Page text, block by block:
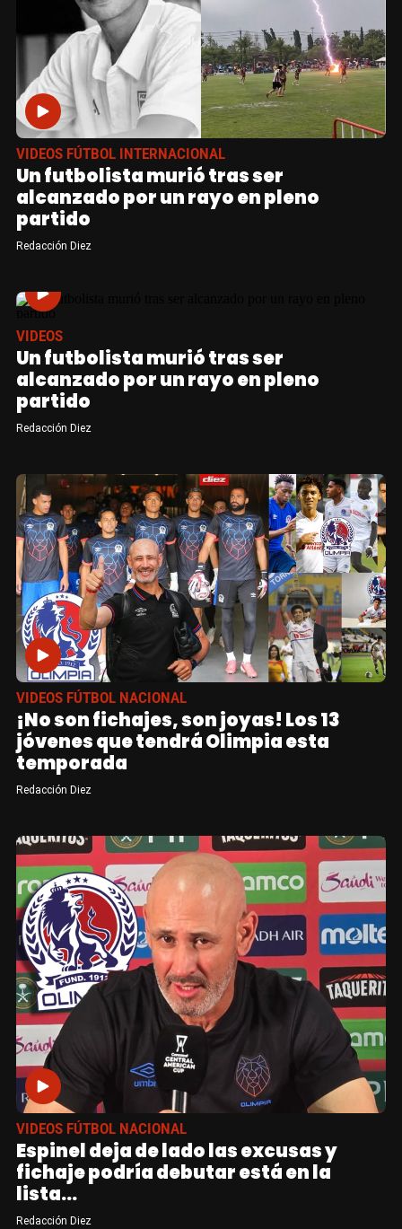
VIDEOS FÚTBOL INTERNACIONAL
Un futbolista murió tras ser
alcanzado por un rayo en pleno
partido
Redacción Diez
VIDEOS
Un futbolista murió tras ser
alcanzado por un rayo en pleno
partido
Redacción Diez
VIDEOS FÚTBOL NACIONAL
¡No son fichajes, son joyas! Los 13
jóvenes que tendrá Olimpia esta
temporada
Redacción Diez
VIDEOS FÚTBOL NACIONAL
Espinel deja de lado las excusas y
fichaje podría debutar está en la
lista...
Redacción Diez